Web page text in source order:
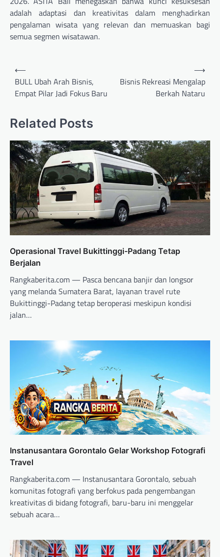
adalah adaptasi dan kreativitas dalam menghadirkan
pengalaman wisata yang relevan dan memuaskan bagi
semua segmen wisatawan.
Navigasi
pos
⟵
BULL Ubah Arah Bisnis,
Empat Pilar Jadi Fokus Baru
Bisnis Rekreasi Mengalap
Berkah Nataru
⟶
Related Posts
Operasional Travel Bukittinggi-Padang Tetap
Berjalan
Rangkaberita.com — Pasca bencana banjir dan longsor
yang melanda Sumatera Barat, layanan travel rute
Bukittinggi-Padang tetap beroperasi meskipun kondisi
jalan…
Instanusantara Gorontalo Gelar Workshop Fotografi
Travel
Rangkaberita.com — Instanusantara Gorontalo, sebuah
komunitas fotografi yang berfokus pada pengembangan
kreativitas di bidang fotografi, baru-baru ini menggelar
sebuah acara…